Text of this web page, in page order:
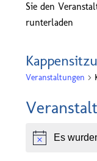
Sie den
runterladen
Veranstaltungen
Hinweis
Es